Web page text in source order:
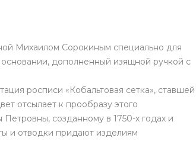
Михаилом Сорокиным специально для
дополненный изящной ручкой с
росписи «Кобальтовая сетка», ставшей
отсылает к прообразу этого
созданному в 1750-х годах и
и отводки придают изделиям